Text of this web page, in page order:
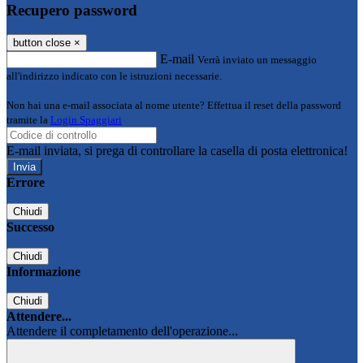
Recupero password
button close ×
E-mail Verrà inviato un messaggio
all'indirizzo indicato con le istruzioni necessarie.
Non hai una e-mail associata al nome utente? Effettua il reset della password
tramite la Login Spaggiari
E-mail inviata, si prega di controllare la casella di posta elettronica!
Errore
Chiudi
Successo
Chiudi
Informazione
Chiudi
Attendere...
Attendere il completamento dell'operazione...